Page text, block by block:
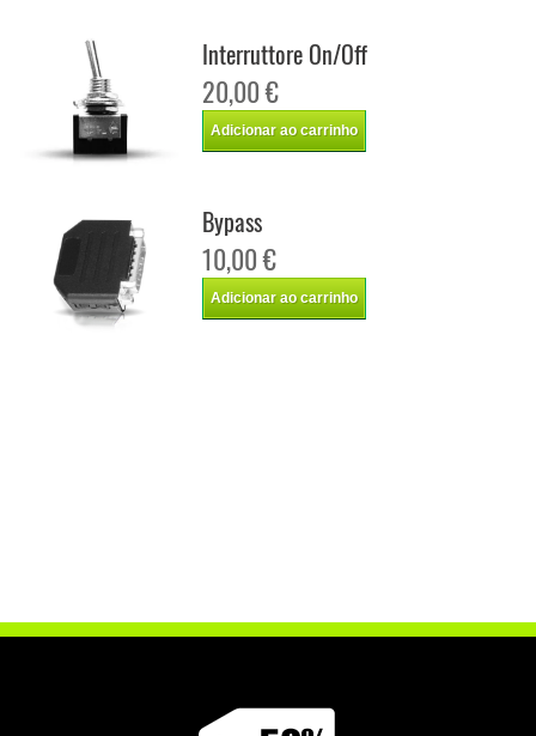
Interruttore On/Off
20,00 €
Adicionar ao carrinho
Bypass
10,00 €
Adicionar ao carrinho